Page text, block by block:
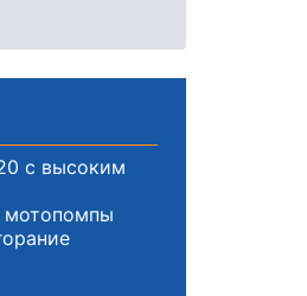
с высоким
мотопомпы